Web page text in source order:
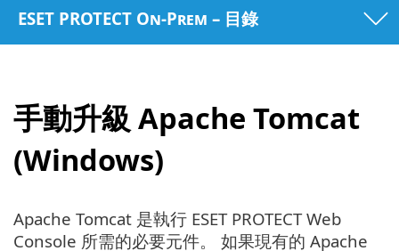
ESET PROTECT On-Prem – 目錄
手動升級 Apache Tomcat
(Windows)
Apache Tomcat 是執行 ESET PROTECT Web
Console 所需的必要元件。 如果現有的 Apache